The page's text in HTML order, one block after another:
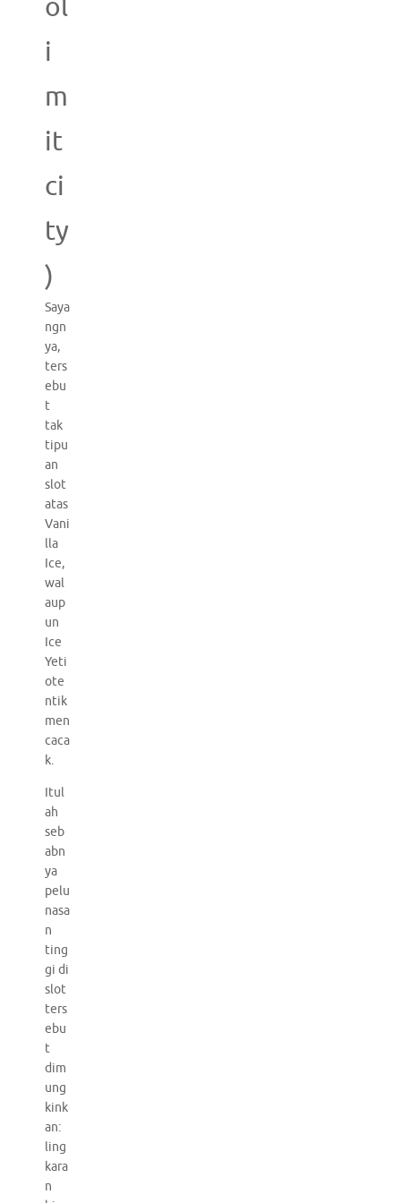
ol
i
m
it
ci
ty
)
Saya
ngn
ya,
ters
ebu
t
tak
tipu
an
slot
atas
Vani
lla
Ice,
wal
aup
un
Ice
Yeti
ote
ntik
men
caca
k.
Itul
ah
seb
abn
ya
pelu
nasa
n
ting
gi di
slot
ters
ebu
t
dim
ung
kink
an:
ling
kara
n